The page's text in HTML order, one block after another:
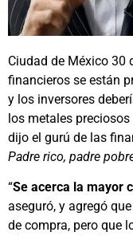
Ciudad de México 30
financieros se están
y los inversores
los metales
dijo el gurú de las
Padre rico, padre
“Se acerca la mayor
aseguró, y agregó
de compra, pero que